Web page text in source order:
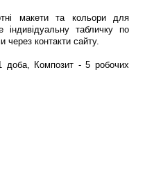
макети та кольори для
табличку по
через контакти сайту.
доба, Композит - 5 робочих